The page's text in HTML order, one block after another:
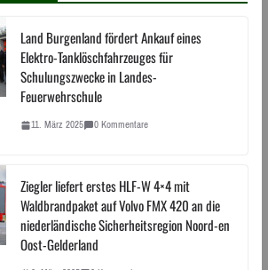
Land Burgenland fördert Ankauf eines
Elektro-Tanklöschfahrzeuges für
Schulungszwecke in Landes-
Feuerwehrschule
11. März 2025 0 Kommentare
Ziegler liefert erstes HLF-W 4×4 mit
Waldbrandpaket auf Volvo FMX 420 an die
niederländische Sicherheitsregion Noord-en
Oost-Gelderland